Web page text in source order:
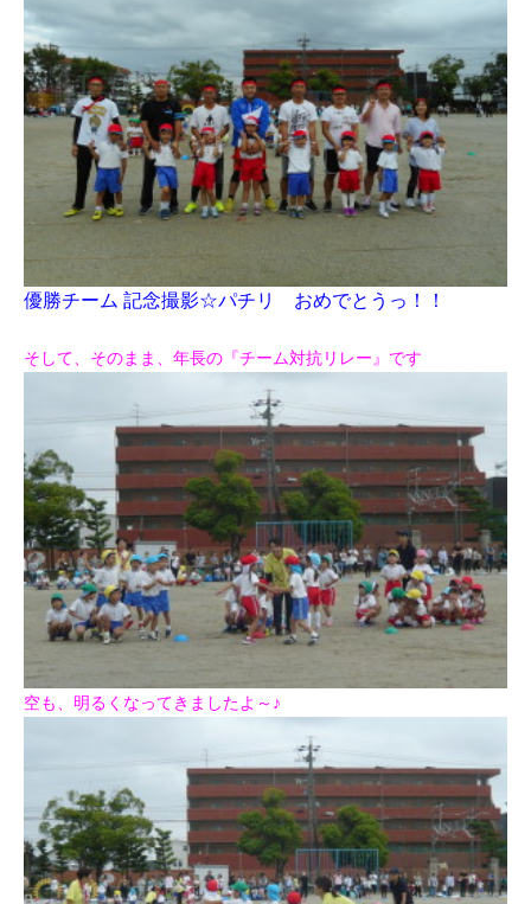
優勝チーム 記念撮影☆パチリ おめでとうっ！！
そして、そのまま、年長の『チーム対抗リレー』です
空も、明るくなってきましたよ～♪